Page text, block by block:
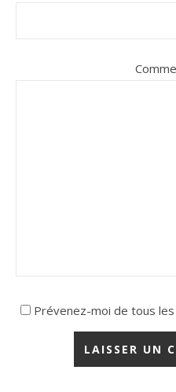
Prévenez-moi de tous